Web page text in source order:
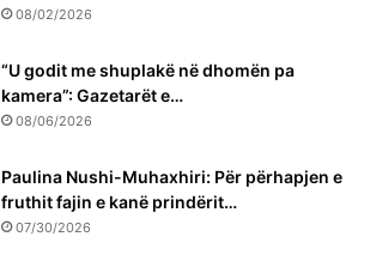
08/02/2026
“U godit me shuplakë në dhomën pa
kamera”: Gazetarët e…
08/06/2026
Paulina Nushi-Muhaxhiri: Për përhapjen e
fruthit fajin e kanë prindërit…
07/30/2026